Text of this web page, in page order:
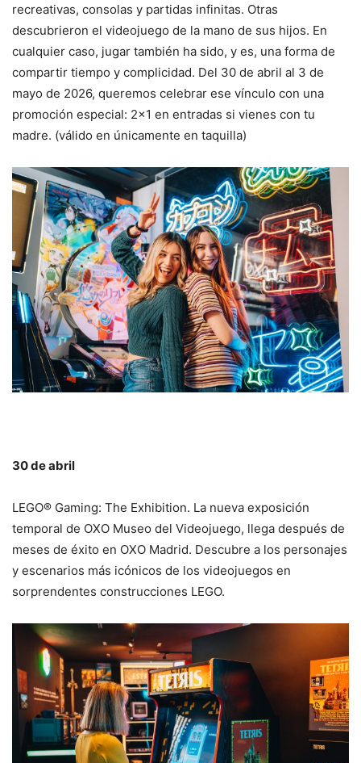
recreativas, consolas y partidas infinitas. Otras
descubrieron el videojuego de la mano de sus hijos. En
cualquier caso, jugar también ha sido, y es, una forma de
compartir tiempo y complicidad. Del 30 de abril al 3 de
mayo de 2026, queremos celebrar ese vínculo con una
promoción especial: 2×1 en entradas si vienes con tu
madre. (válido en únicamente en taquilla)
30 de abril
LEGO® Gaming: The Exhibition. La nueva exposición
temporal de OXO Museo del Videojuego, llega después de
meses de éxito en OXO Madrid. Descubre a los personajes
y escenarios más icónicos de los videojuegos en
sorprendentes construcciones LEGO.